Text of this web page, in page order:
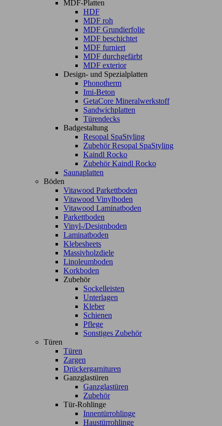
MDF-Platten
HDF
MDF roh
MDF Grundierfolie
MDF beschichtet
MDF furniert
MDF durchgefärbt
MDF exterior
Design- und Spezialplatten
Phonotherm
Imi-Beton
GetaCore Mineralwerkstoff
Sandwichplatten
Türendecks
Badgestaltung
Resopal SpaStyling
Zubehör Resopal SpaStyling
Kaindl Rocko
Zubehör Kaindl Rocko
Saunaplatten
Böden
Vitawood Parkettboden
Vitawood Vinylboden
Vitawood Laminatboden
Parkettboden
Vinyl-/Designboden
Laminatboden
Klebesheets
Massivholzdiele
Linoleumboden
Korkboden
Zubehör
Sockelleisten
Unterlagen
Kleber
Schienen
Pflege
Sonstiges Zubehör
Türen
Türen
Zargen
Drückergarnituren
Ganzglastüren
Ganzglastüren
Zubehör
Tür-Rohlinge
Innentürrohlinge
Haustürrohlinge